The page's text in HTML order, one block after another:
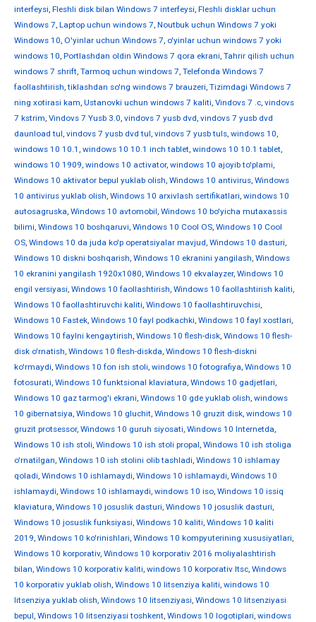
interfeysi, Fleshli disk bilan Windows 7 interfeysi, Fleshli disklar uchun
Windows 7, Laptop uchun windows 7, Noutbuk uchun Windows 7 yoki
Windows 10, O'yinlar uchun Windows 7, o'yinlar uchun windows 7 yoki
windows 10, Portlashdan oldin Windows 7 qora ekrani, Tahrir qilish uchun
windows 7 shrift, Tarmoq uchun windows 7, Telefonda Windows 7
faollashtirish,tiklashdan so'ng windows 7 brauzeri, Tizimdagi Windows 7
ning xotirasi kam, Ustanovki uchun windows 7 kaliti, Vindovs 7 .c, vindovs
7 kstrim, Vindovs 7 Yusb 3.0, vindovs 7 yusb dvd, vindovs 7 yusb dvd
daunload tul, vindovs 7 yusb dvd tul, vindovs 7 yusb tuls, windows 10,
windows 10 10.1 , windows 10 10.1 inch tablet, windows 10 10.1 tablet,
windows 10 1909, windows 10 activator, windows 10 ajoyib to'plami,
Windows 10 aktivator bepul yuklab olish, Windows 10 antivirus, Windows
10 antivirus yuklab olish, Windows 10 arxivlash sertifikatlari, windows 10
autosagruska, Windows 10 avtomobil, Windows 10 bo'yicha mutaxassis
bilimi, Windows 10 boshqaruvi, Windows 10 Cool OS, Windows 10 Cool
OS, Windows 10 da juda ko'p operatsiyalar mavjud, Windows 10 dasturi,
Windows 10 diskni boshqarish, Windows 10 ekranini yangilash, Windows
10 ekranini yangilash 1920x1080, Windows 10 ekvalayzer, Windows 10
engil versiyasi, Windows 10 faollashtirish, Windows 10 faollashtirish kaliti,
Windows 10 faollashtiruvchi kaliti, Windows 10 faollashtiruvchisi,
Windows 10 Fastek, Windows 10 fayl podkachki, Windows 10 fayl xostlari,
Windows 10 faylni kengaytirish, Windows 10 flesh-disk, Windows 10 flesh-
disk o'rnatish, Windows 10 flesh-diskda, Windows 10 flesh-diskni
ko'rmaydi, Windows 10 fon ish stoli, windows 10 fotografiya, Windows 10
fotosurati, Windows 10 funktsional klaviatura, Windows 10 gadjetlari,
Windows 10 gaz tarmog'i ekrani, Windows 10 gde yuklab olish, windows
10 gibernatsiya, Windows 10 gluchit, Windows 10 gruzit disk, windows 10
gruzit protsessor, Windows 10 guruh siyosati, Windows 10 Internetda,
Windows 10 ish stoli, Windows 10 ish stoli propal, Windows 10 ish stoliga
o'rnatilgan, Windows 10 ish stolini olib tashladi, Windows 10 ishlamay
qoladi, Windows 10 ishlamaydi, Windows 10 ishlamaydi, Windows 10
ishlamaydi, Windows 10 ishlamaydi, windows 10 iso, Windows 10 issiq
klaviatura, Windows 10 josuslik dasturi, Windows 10 josuslik dasturi,
Windows 10 josuslik funksiyasi, Windows 10 kaliti, Windows 10 kaliti
2019, Windows 10 ko'rinishlari, Windows 10 kompyuterining xususiyatlari,
Windows 10 korporativ, Windows 10 korporativ 2016 moliyalashtirish
bilan, Windows 10 korporativ kaliti, windows 10 korporativ ltsc, Windows
10 korporativ yuklab olish, Windows 10 litsenziya kaliti, windows 10
litsenziya yuklab olish, Windows 10 litsenziyasi, Windows 10 litsenziyasi
bepul, Windows 10 litsenziyasi toshkent, Windows 10 logotiplari, windows